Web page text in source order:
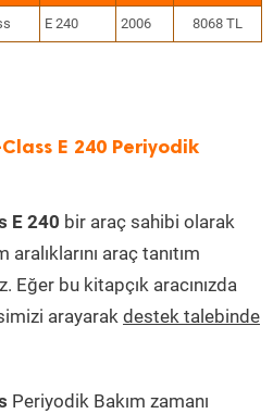
E 240 2006 8068 TL
E 240 Periyodik
E 240 bir araç sahibi olarak
aralıklarını araç tanıtım
Eğer bu kitapçık aracınızda
arayarak destek talebinde
Periyodik Bakım zamanı